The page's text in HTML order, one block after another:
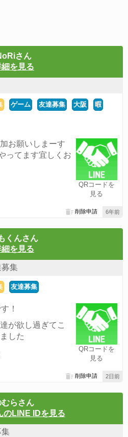
さん
細を見る
ゲーム 友達募集 大阪 暇
QRコードを
見る
お願いしまーす
ってます宜しくお
6年前
削除申請
くんさん
細を見る
募集
友達募集
QRコードを
見る
！
が欲し過ぎてこ
した
2日前
削除申請
むらさん
のLINE IDを見る
集